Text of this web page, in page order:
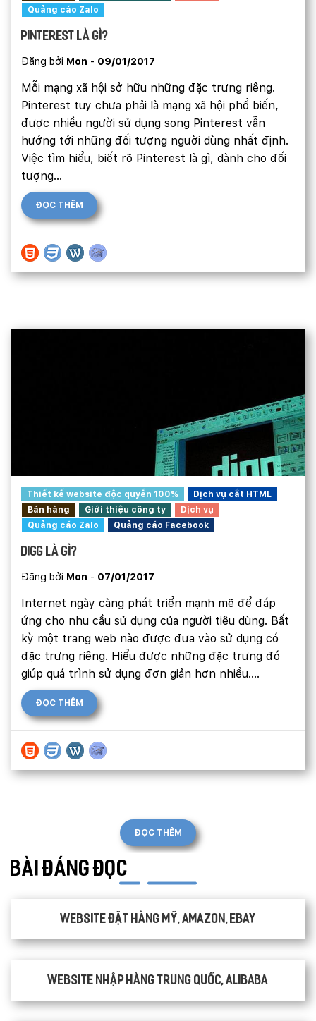
Quảng cáo Zalo
Pinterest là gì?
Đăng bởi Mon - 09/01/2017
Mỗi mạng xã hội sở hữu những đặc trưng riêng.
Pinterest tuy chưa phải là mạng xã hội phổ biến,
được nhiều người sử dụng song Pinterest vẫn
hướng tới những đối tượng người dùng nhất định.
Việc tìm hiểu, biết rõ Pinterest là gì, dành cho đối
tượng...
ĐỌC THÊM
Thiết kế website độc quyền 100%
Dịch vụ cắt HTML
Bán hàng
Giới thiệu công ty
Dịch vụ
Quảng cáo Zalo
Quảng cáo Facebook
Digg là gì?
Đăng bởi Mon - 07/01/2017
Internet ngày càng phát triển mạnh mẽ để đáp
ứng cho nhu cầu sử dụng của người tiêu dùng. Bất
kỳ một trang web nào được đưa vào sử dụng có
đặc trưng riêng. Hiểu được những đặc trưng đó
giúp quá trình sử dụng đơn giản hơn nhiều....
ĐỌC THÊM
ĐỌC THÊM
BÀI ĐÁNG ĐỌC
Website đặt hàng Mỹ, Amazon, Ebay
Website nhập hàng Trung Quốc, Alibaba